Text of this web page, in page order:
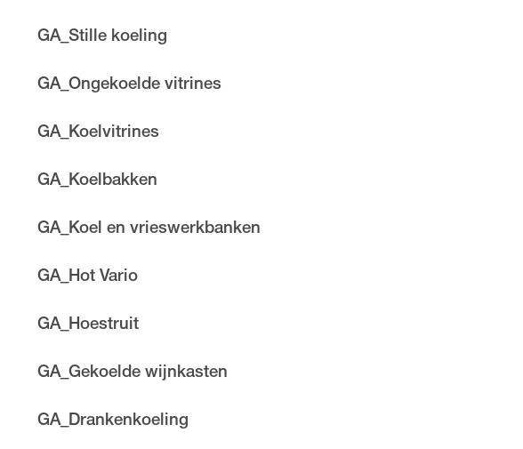
GA_Stille koeling
GA_Ongekoelde vitrines
GA_Koelvitrines
GA_Koelbakken
GA_Koel en vrieswerkbanken
GA_Hot Vario
GA_Hoestruit
GA_Gekoelde wijnkasten
GA_Drankenkoeling